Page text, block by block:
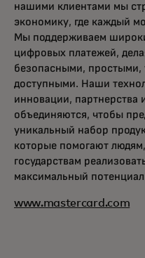
нашими клиентами мы
экономику, где каждый
Мы поддерживаем
цифровых платежей,
безопасными,
доступными. Наши
инновации, партнерства
объединяются, чтобы
уникальный набор
которые помогают
государствам
максимальный
www.mastercard.com